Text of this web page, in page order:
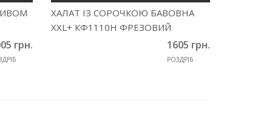
грн.
ХАЛАТ ІЗ СОРОЧКОЮ БАВОВНА
XXL+ КФ1110Н ФРЕЗОВИЙ
1605 грн.
РОЗДРІБ